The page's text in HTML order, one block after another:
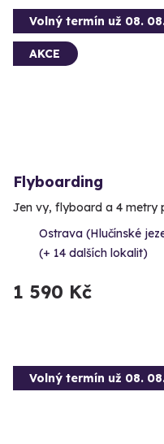
Volný termín už 08.
AKCE
Flyboarding
Jen vy, flyboard a 4 metry
Ostrava (Hlučínské
(+ 14 dalších lokalit)
1 590 Kč
Volný termín už 08.